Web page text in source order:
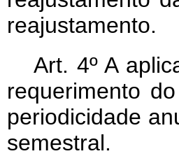
reajustamento.
Art. 4º A
requerimento
periodicidade
semestral.